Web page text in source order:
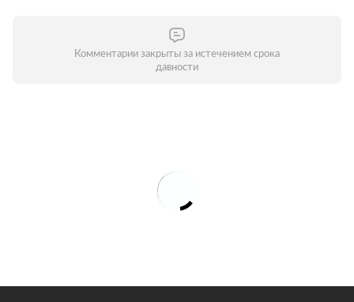
Комментарии закрыты за истечением срока
давности